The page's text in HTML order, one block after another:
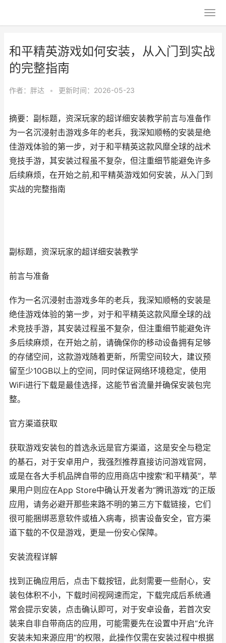
和平精英游戏如何安装，从入门到实战
的完整指南
作者： 胖达 • 更新时间：2026-05-23
摘要：副标题，资深玩家的超详细安装教学前言与准备作
为一名沉浸射击游戏多年的老兵，我深知顺畅的安装是绝
佳游戏体验的第一步，对于和平精英这款风靡全球的战术
竞技手游，其安装过程虽不复杂，但注重细节能避免许多
后续麻烦，在开始之前,和平精英游戏如何安装，从入门到
实战的完整指南
副标题，资深玩家的超详细安装教学
前言与准备
作为一名沉浸射击游戏多年的老兵，我深知顺畅的安装是
绝佳游戏体验的第一步，对于和平精英这款风靡全球的战
术竞技手游，其安装过程虽不复杂，但注重细节能避免许
多后续麻烦，在开始之前，请确保你的移动设备拥有足够
的存储空间，这款游戏随着更新，所需空间较大，建议预
留至少10GB以上的空间，同时保证网络环境稳定，使用
WiFi进行下载是最佳选择，这能节省流量并确保安装包完
整。
官方渠道获取
获取游戏安装包的首选永远是官方渠道，这是安全与稳定
的基石，对于安卓用户，我强烈推荐直接访问游戏官网，
或是在各大手机品牌自带的应用商店中搜索“和平精英”，苹
果用户则应在App Store中确认开发者为“腾讯游戏”的正版
应用，请务必避开那些来路不明的第三方下载链接，它们
很可能捆绑恶意软件或植入病毒，损害设备安全，官方渠
道下载的不仅是游戏，更是一份安心保障。
安装流程详解
找到正确应用后，点击下载按钮，此刻需要一些耐心，安
装包体积不小，下载时间视网速而定，下载完成后系统通
常会提示安装，点击确认即可，对于安卓设备，若首次安
装来自非自带商店的应用，可能需要先在设置中开启“允许
安装未知来源应用”的权限，此操作仅需在安装过程中根据